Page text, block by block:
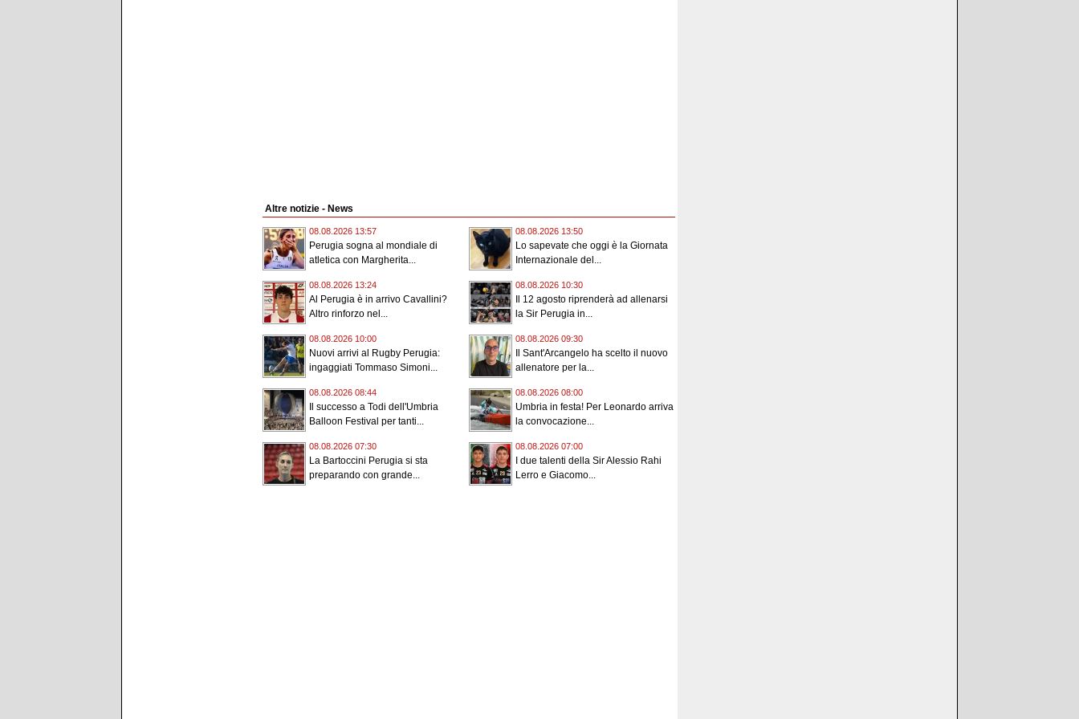
Altre notizie - News
08.08.2026 13:57
Perugia sogna al mondiale di
atletica con Margherita...
08.08.2026 13:50
Lo sapevate che oggi è la Giornata
Internazionale del...
08.08.2026 13:24
Al Perugia è in arrivo Cavallini?
Altro rinforzo nel...
08.08.2026 10:30
Il 12 agosto riprenderà ad allenarsi
la Sir Perugia in...
08.08.2026 10:00
Nuovi arrivi al Rugby Perugia:
ingaggiati Tommaso Simoni...
08.08.2026 09:30
Il Sant'Arcangelo ha scelto il nuovo
allenatore per la...
08.08.2026 08:44
Il successo a Todi dell'Umbria
Balloon Festival per tanti...
08.08.2026 08:00
Umbria in festa! Per Leonardo arriva
la convocazione...
08.08.2026 07:30
La Bartoccini Perugia si sta
preparando con grande...
08.08.2026 07:00
I due talenti della Sir Alessio Rahi
Lerro e Giacomo...